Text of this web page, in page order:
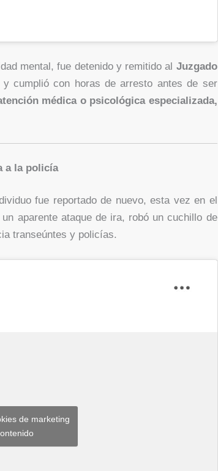
mental, fue detenido y remitido al Juzgado
cumplió con horas de arresto antes de ser
médica o psicológica especializada,
a la policía
fue reportado de nuevo, esta vez en el
aparente ataque de ira, robó un cuchillo de
transeúntes y policías.
de marketing